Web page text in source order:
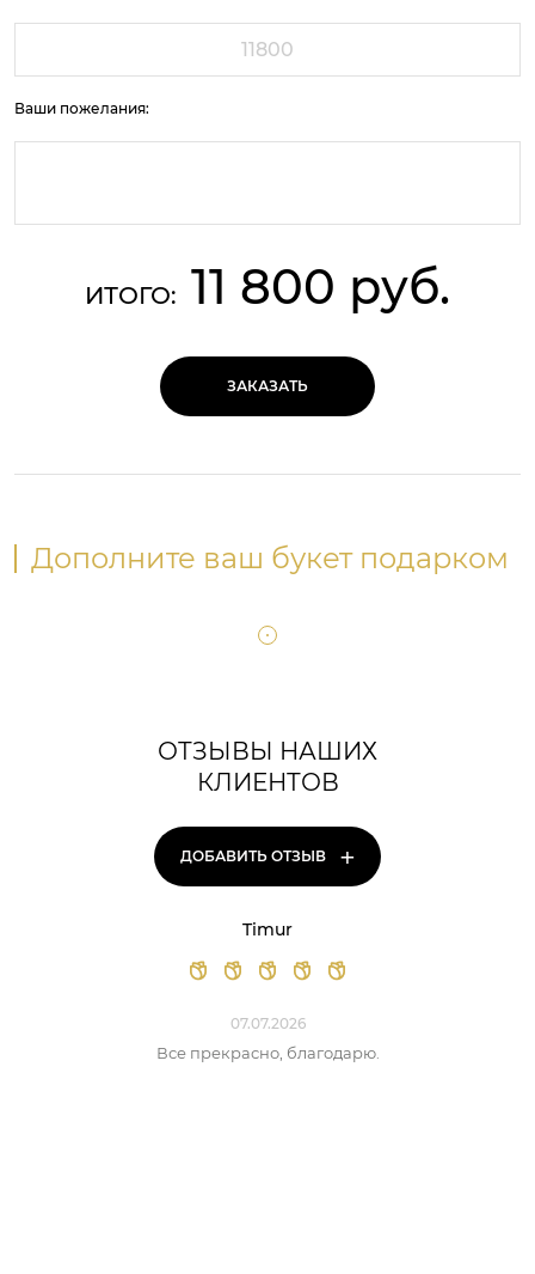
Ваши пожелания:
ИТОГО: 11 800 руб.
ЗАКАЗАТЬ
Дополните ваш букет подарком
ОТЗЫВЫ НАШИХ
КЛИЕНТОВ
ДОБАВИТЬ ОТЗЫВ +
Timur
07.07.2026
Все прекрасно, благодарю.